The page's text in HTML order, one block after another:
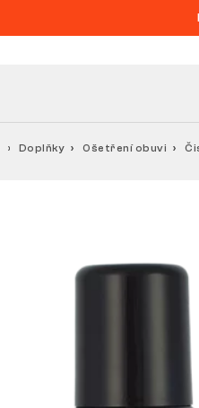
Doplňky Ošetření obuvi